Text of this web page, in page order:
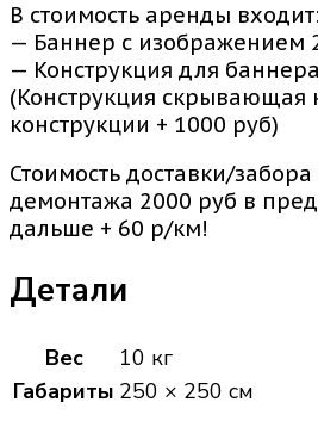
В стоимость аренды входит:
— Баннер с изображением
— Конструкция для
(Конструкция скрывающая
конструкции + 1000 руб)
Стоимость доставки/
демонтажа 2000 руб в
дальше + 60 р/км!
Детали
Вес
10 кг
Габариты 250 × 250 см